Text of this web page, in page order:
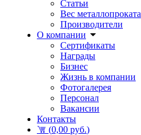
Статьи
Вес металлопроката
Производители
О компании
Сертификаты
Награды
Бизнес
Жизнь в компании
Фотогалерея
Персонал
Вакансии
Контакты
(0,00 руб.)